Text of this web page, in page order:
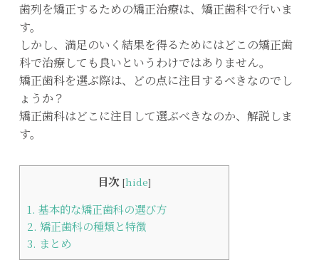
歯列を矯正するための矯正治療は、矯正歯科で行いま
す。
しかし、満足のいく結果を得るためにはどこの矯正歯
科で治療しても良いというわけではありません。
矯正歯科を選ぶ際は、どの点に注目するべきなのでし
ょうか？
矯正歯科はどこに注目して選ぶべきなのか、解説しま
す。
目次 [hide]
1. 基本的な矯正歯科の選び方
2. 矯正歯科の種類と特徴
3. まとめ